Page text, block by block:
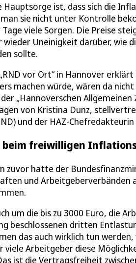
Hauptsorge ist, dass sich die
sie nicht unter Kontrolle
viele Sorgen. Die Preise
Uneinigkeit darüber, wie
sollte.
vor Ort“ in Hannover
machen würde, wären da
„Hannoverschen
von Kristina Dunz,
und der HAZ-Chefredakteurin
beim freiwilligen
zuvor hatte der
und
um die bis zu 3000 Euro, die
beschlossenen dritten
das auch wirklich tun
viele Arbeitgeber diese
ist die Vertragsfreiheit